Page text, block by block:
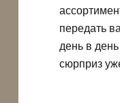
передать
день в
сюрприз